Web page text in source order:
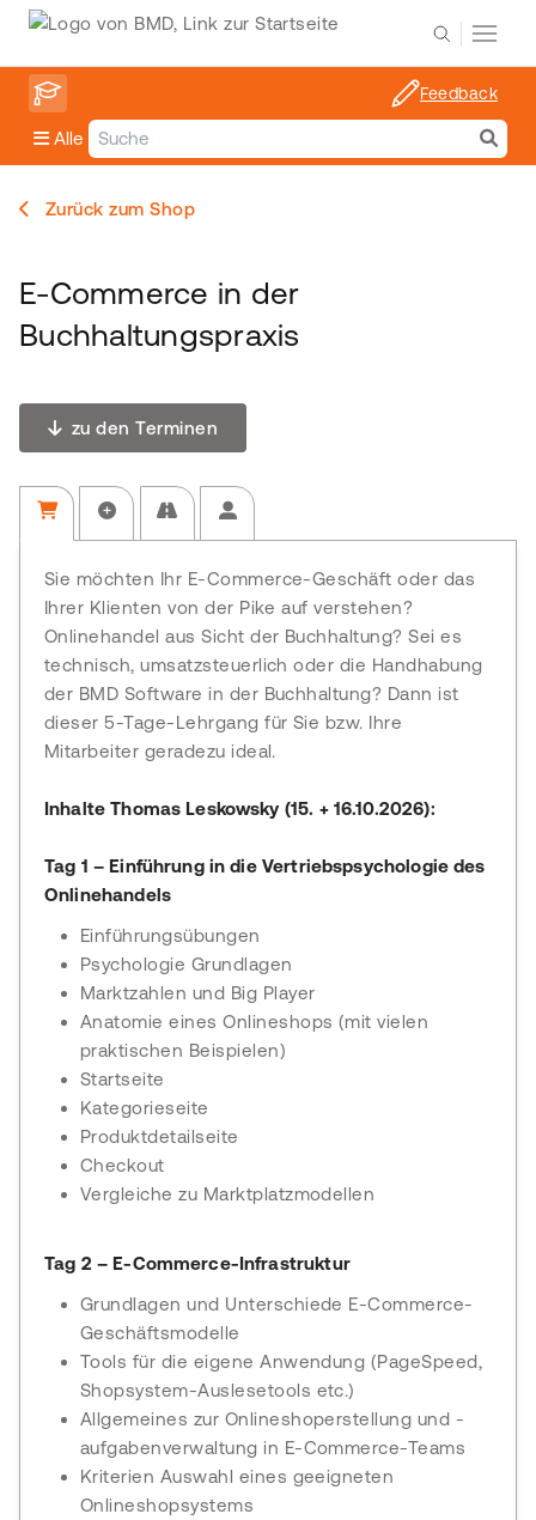
Alle
Feedback
Zurück zum Shop
E-Commerce in der
Buchhaltungspraxis
zu den Terminen
Sie möchten Ihr E-Commerce-Geschäft oder das
Ihrer Klienten von der Pike auf verstehen?
Onlinehandel aus Sicht der Buchhaltung? Sei es
technisch, umsatzsteuerlich oder die Handhabung
der BMD Software in der Buchhaltung? Dann ist
dieser 5-Tage-Lehrgang für Sie bzw. Ihre
Mitarbeiter geradezu ideal.
Inhalte Thomas Leskowsky (15. + 16.10.2026):
Tag 1 – Einführung in die Vertriebspsychologie des
Onlinehandels
Einführungsübungen
Psychologie Grundlagen
Marktzahlen und Big Player
Anatomie eines Onlineshops (mit vielen
praktischen Beispielen)
Startseite
Kategorieseite
Produktdetailseite
Checkout
Vergleiche zu Marktplatzmodellen
Tag 2 – E-Commerce-Infrastruktur
Grundlagen und Unterschiede E-Commerce-
Geschäftsmodelle
Tools für die eigene Anwendung (PageSpeed,
Shopsystem-Auslesetools etc.)
Allgemeines zur Onlineshoperstellung und -
aufgabenverwaltung in E-Commerce-Teams
Kriterien Auswahl eines geeigneten
Onlineshopsystems